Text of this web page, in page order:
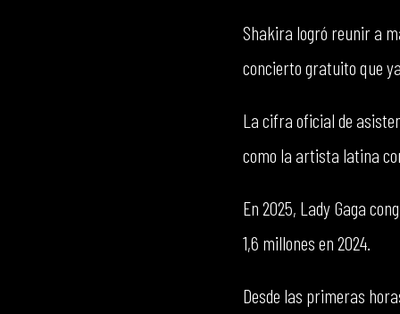
Shakira logró reunir a
concierto gratuito que
La cifra oficial de
como la artista latina
En 2025, Lady Gaga
1,6 millones en 2024.
Desde las primeras